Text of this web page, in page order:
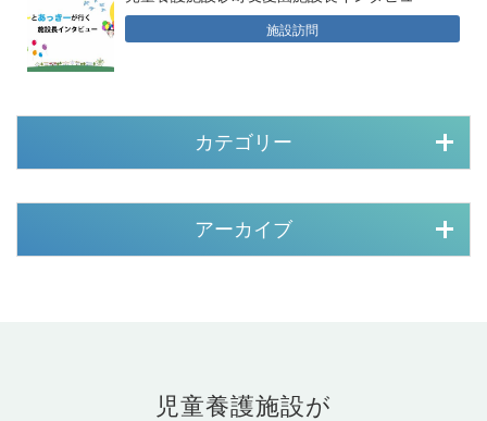
施設訪問
カテゴリー
アーカイブ
児童養護施設が